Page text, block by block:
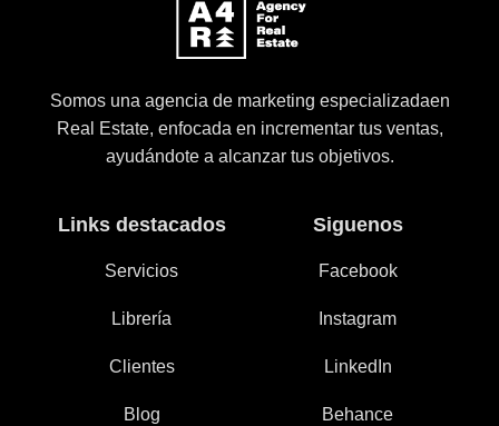
Somos una agencia de marketing especializadaen
Real Estate, enfocada en incrementar tus ventas,
ayudándote a alcanzar tus objetivos.
Links destacados
Servicios
Librería
Clientes
Blog
Siguenos
Facebook
Instagram
LinkedIn
Behance